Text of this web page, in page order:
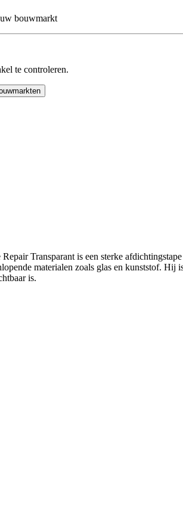
bouwmarkt
te controleren.
Transparant is een sterke
materialen zoals glas en kunststof.
is.